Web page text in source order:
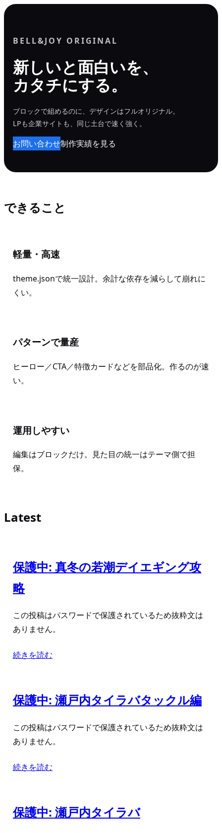
内
BELL&JOY ORIGINAL
新しいと面白いを、
カタチにする。
ブロックで組めるのに、デザインはフルオリジナル。
LPも企業サイトも、同じ土台で速く強く。
お問い合わせ制作実績を見る
できること
軽量・高速
theme.jsonで統一設計。余計な依存を減らして崩れに
くい。
パターンで量産
ヒーロー／CTA／特徴カードなどを部品化。作るのが速
い。
運用しやすい
編集はブロックだけ。見た目の統一はテーマ側で担
保。
Latest
保護中: 真冬の若潮デイエギング攻
略
この投稿はパスワードで保護されているため抜粋文は
ありません。
続きを読む
保護中: 瀬戸内タイラバタックル編
この投稿はパスワードで保護されているため抜粋文は
ありません。
続きを読む
保護中: 瀬戸内タイラバ